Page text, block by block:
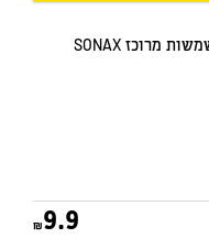
נוזל שמשות מרוכז SONAX
9.9